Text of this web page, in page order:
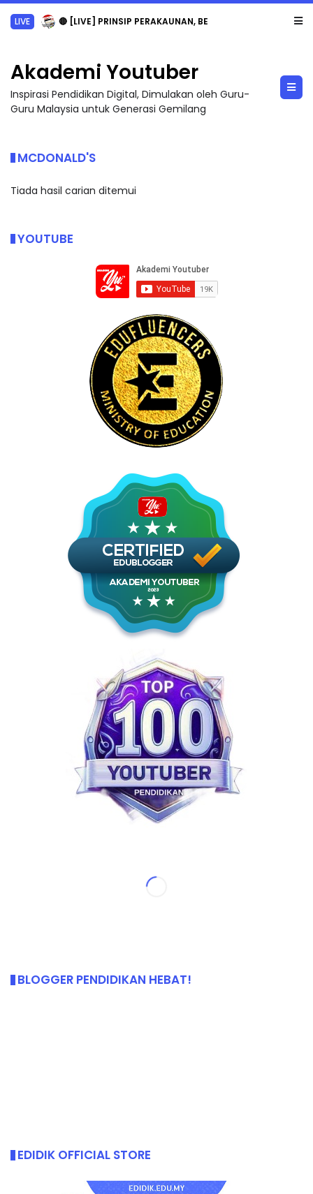
LIVE 🔴 [LIVE] PRINSIP PERAKAUNAN, BEDAH TUNTAS SOALAN 1 TRIAL OLEH CIKGU ...
Akademi Youtuber
Inspirasi Pendidikan Digital, Dimulakan oleh Guru-
Guru Malaysia untuk Generasi Gemilang
MCDONALD'S
Tiada hasil carian ditemui
YOUTUBE
BLOGGER PENDIDIKAN HEBAT!
EDIDIK OFFICIAL STORE